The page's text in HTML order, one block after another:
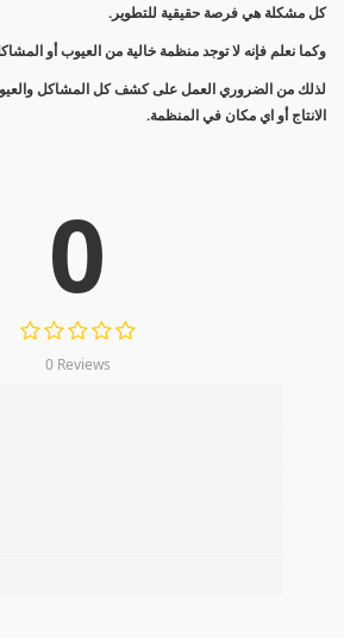
كل مشكلة هي فرصة حقيقية للتطوير.
وكما نعلم فإنه لا توجد منظمة خالية من العيوب أو
لذلك من الضروري العمل على كشف كل المشاكل
الانتاج أو اي مكان في المنظمة.
0
0 Reviews